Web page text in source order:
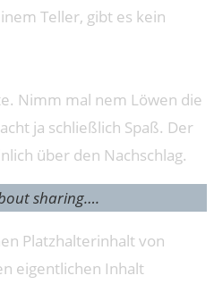
Teller, gibt es kein
Nimm mal nem Löwen die
ja schließlich Spaß. Der
über den Nachschlag.
sharing….
Platzhalterinhalt von
eigentlichen Inhalt